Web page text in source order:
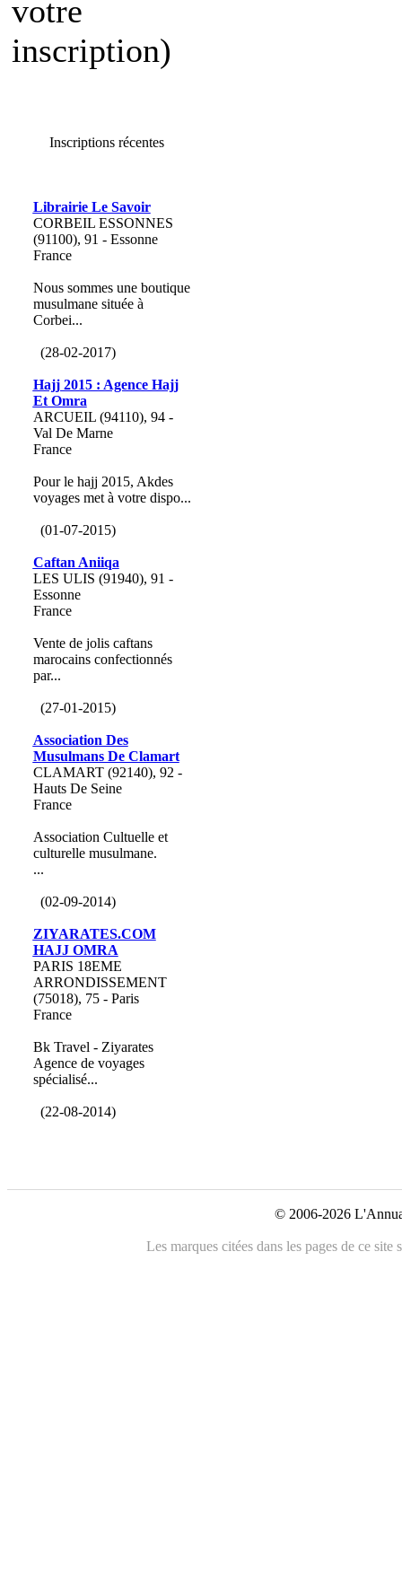
votre
inscription)
Inscriptions récentes
Librairie Le Savoir
CORBEIL ESSONNES
(91100), 91 - Essonne
France
Nous sommes une boutique
musulmane située à
Corbei...
(28-02-2017)
Hajj 2015 : Agence Hajj
Et Omra
ARCUEIL (94110), 94 -
Val De Marne
France
Pour le hajj 2015, Akdes
voyages met à votre dispo...
(01-07-2015)
Caftan Aniiqa
LES ULIS (91940), 91 -
Essonne
France
Vente de jolis caftans
marocains confectionnés
par...
(27-01-2015)
Association Des
Musulmans De Clamart
CLAMART (92140), 92 -
Hauts De Seine
France
Association Cultuelle et
culturelle musulmane.
...
(02-09-2014)
ZIYARATES.COM
HAJJ OMRA
PARIS 18EME
ARRONDISSEMENT
(75018), 75 - Paris
France
Bk Travel - Ziyarates
Agence de voyages
spécialisé...
(22-08-2014)
© 2006-2026
Les marques citées dans les pages de ce